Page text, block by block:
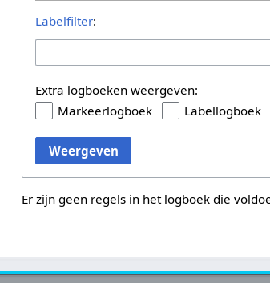
Labelfilter:
Extra logboeken weergeven:
Markeerlogboek
Labellogboek
Weergeven
Er zijn geen regels in het logboek die